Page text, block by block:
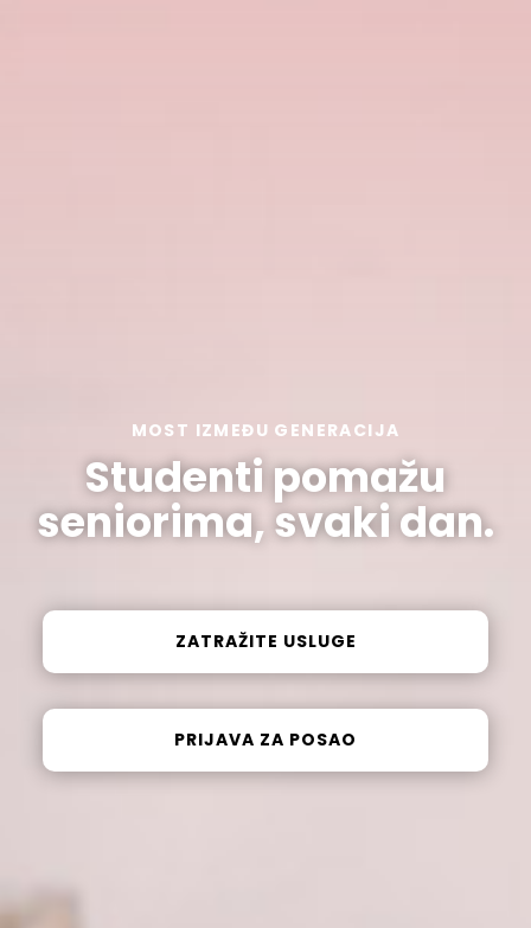
MOST IZMEĐU GENERACIJA
Studenti pomažu
seniorima, svaki dan.
ZATRAŽITE USLUGE
PRIJAVA ZA POSAO